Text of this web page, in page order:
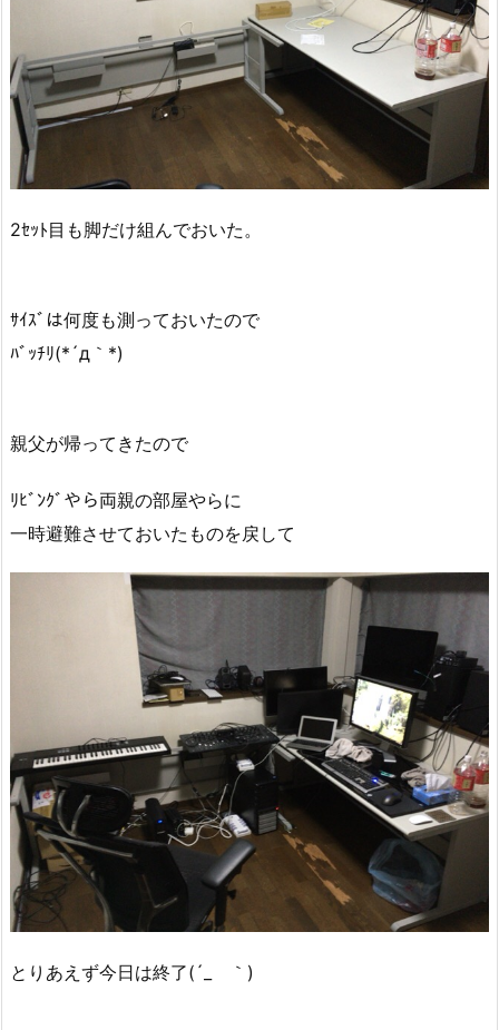
2ｾｯﾄ目も脚だけ組んでおいた。
ｻｲｽﾞは何度も測っておいたので
ﾊﾞｯﾁﾘ(*´д｀*)
親父が帰ってきたので
ﾘﾋﾞﾝｸﾞやら両親の部屋やらに
一時避難させておいたものを戻して
とりあえず今日は終了(´_ゝ｀)